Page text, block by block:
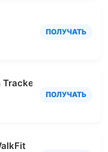
ПОЛУЧАТЬ
ПОЛУЧАТЬ